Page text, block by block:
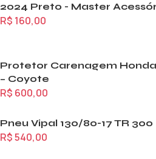
2024 Preto - Master
R$ 160,00
Protetor Carenagem
– Coyote
R$ 600,00
Pneu Vipal 130/80-17 TR 300
R$540,00